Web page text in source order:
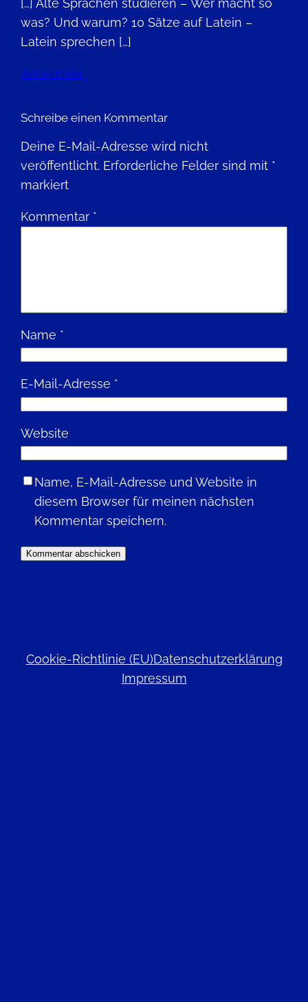
[…] Alte Sprachen studieren – Wer macht so
was? Und warum? 10 Sätze auf Latein –
Latein sprechen […]
Antworten
Schreibe einen Kommentar
Deine E-Mail-Adresse wird nicht
veröffentlicht. Erforderliche Felder sind mit *
markiert
Kommentar *
Name *
E-Mail-Adresse *
Website
Name, E-Mail-Adresse und Website in
diesem Browser für meinen nächsten
Kommentar speichern.
Cookie-Richtlinie (EU)Datenschutzerklärung
Impressum